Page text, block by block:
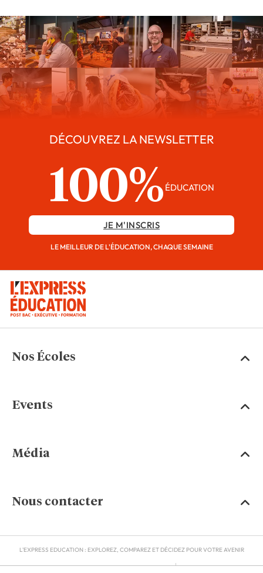
l’innovation durable, un diplôme d'ingénieur de
niveau bac +5, est nécessaire.
DÉCOUVREZ LA NEWSLETTER
100% ÉDUCATION
JE M'INSCRIS
LE MEILLEUR DE L'ÉDUCATION, CHAQUE SEMAINE
Nos Écoles
Events
Média
Nous contacter
L'EXPRESS EDUCATION : EXPLOREZ, COMPAREZ ET DÉCIDEZ POUR VOTRE AVENIR